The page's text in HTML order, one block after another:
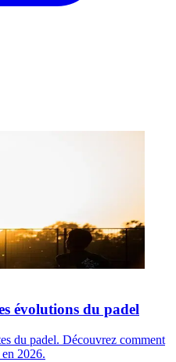
évolutions du padel
du padel. Découvrez comment
2026.